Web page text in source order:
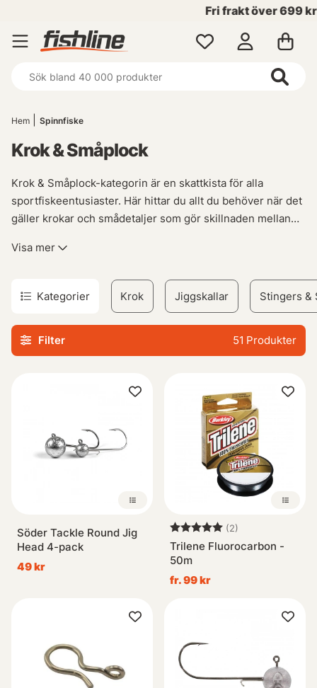
Fri frakt över 699 kr!
Hem Spinnfiske
Krok & Småplock
Krok & Småplock-kategorin är en skattkista för alla
sportfiskeentusiaster. Här hittar du allt du behöver när det
gäller krokar och smådetaljer som gör skillnaden mellan
brett utbud av fiskekrokar, beteslås, kroknålar, jiggskallar
specifika behov oavsett om du föredrar spinn- eller mete-
Vare sig du är nybörjare inom sportfisket eller en erfaren
proffs kommer vårt sortiment av högkvalitativa produkter
erbjuder olika storlekar, former och material så att varje
krabat kan hitta rätt redskap i vår butik.
Oavsett om det handlar om abborrfiske på sommaren eller
ismete under vintern har vi de perfekta verktygen för dig
här i Krok & Småplock-kategorin. Utforska vårt urval idag
och ta ditt sportfiske till nya nivåer!
Visa mer
Kategorier Krok Jiggskallar Stingers &
Filter 51 Produkter
Söder Tackle Round Jig
Head 4-pack
49 kr
Betyg: (2)
Trilene Fluorocarbon -
50m
fr. 99 kr